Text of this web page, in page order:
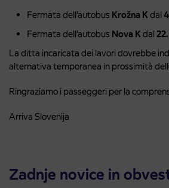
Fermata dell’autobus Krožna Kdal
Fermata dell’autobus Nova Kdal
La ditta incaricata dei lavori dovrebbe
alternativa temporanea in prossimità
Ringraziamo i passeggeri per la
Arriva Slovenija
Zadnje novice in